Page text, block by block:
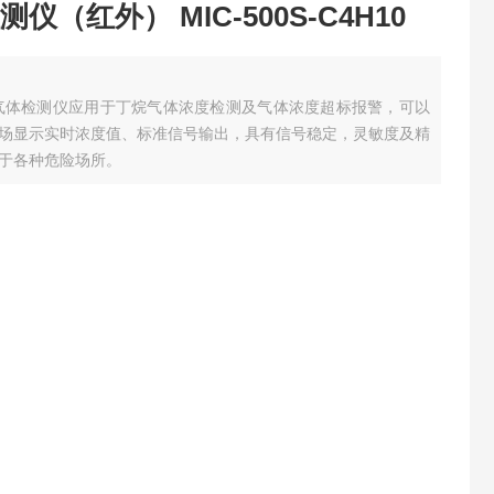
仪（红外） MIC-500S-C4H10
检测仪应用于丁烷气体浓度检测及气体浓度超标报警，可以
显示实时浓度值、标准信号输出，具有信号稳定，灵敏度及精
各种危险场所。